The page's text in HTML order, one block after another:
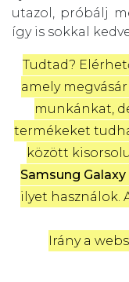
utazol, próbálj
így is sokkal
Tudtad?
amely
munkánkat,
termékeket
Samsung
ilyet használok.
Irány a